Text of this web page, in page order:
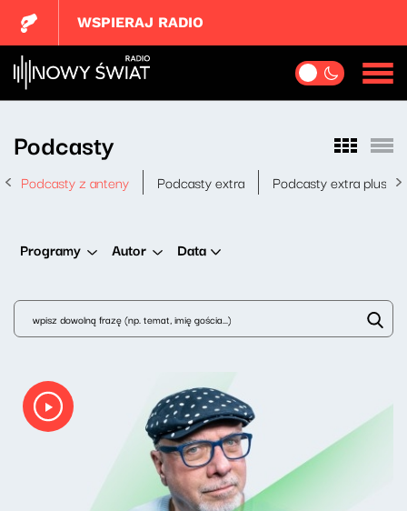
WSPIERAJ RADIO
Podcasty
Podcasty z anteny Podcasty extra Podcasty extra plus
Programy Autor Data